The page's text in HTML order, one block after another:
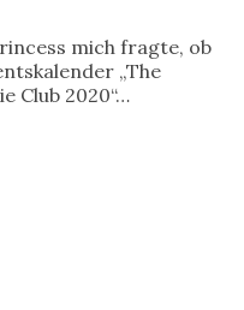
mich fragte, ob
„The
Club 2020“…